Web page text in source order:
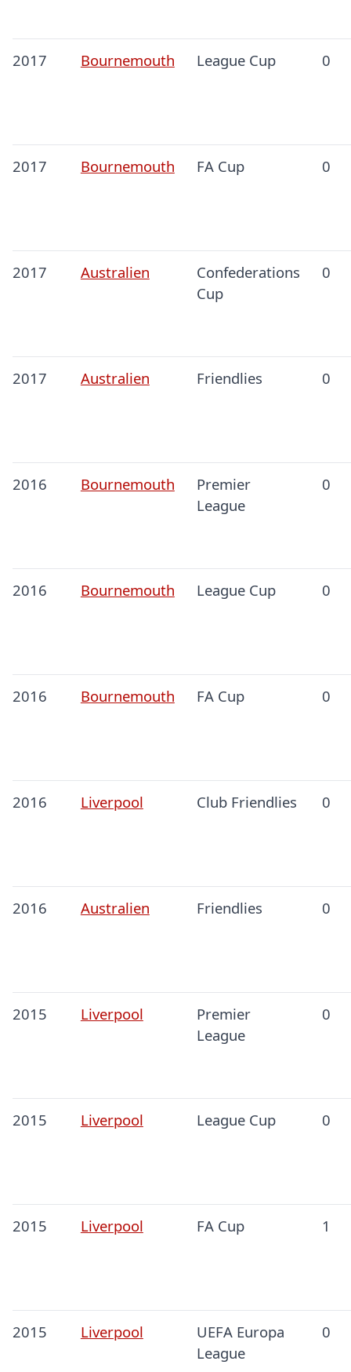
2017 Bournemouth League Cup 0
2017 Bournemouth FA Cup 0
2017 Australien
Confederations
Cup
0
2017 Australien Friendlies 0
2016 Bournemouth
Premier
League
0
2016 Bournemouth League Cup 0
2016 Bournemouth FA Cup 0
2016 Liverpool Club Friendlies 0
2016 Australien Friendlies 0
2015 Liverpool
Premier
League
0
2015 Liverpool League Cup 0
2015 Liverpool FA Cup 1
2015 Liverpool
UEFA Europa
League
0